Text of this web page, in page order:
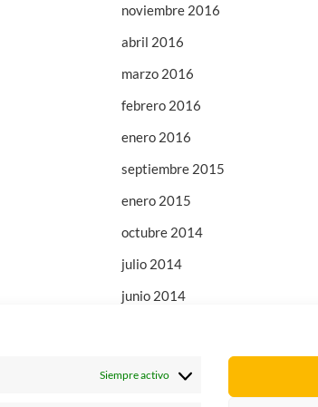
Siempre activo
noviembre 2016
abril 2016
marzo 2016
febrero 2016
enero 2016
septiembre 2015
enero 2015
octubre 2014
julio 2014
junio 2014